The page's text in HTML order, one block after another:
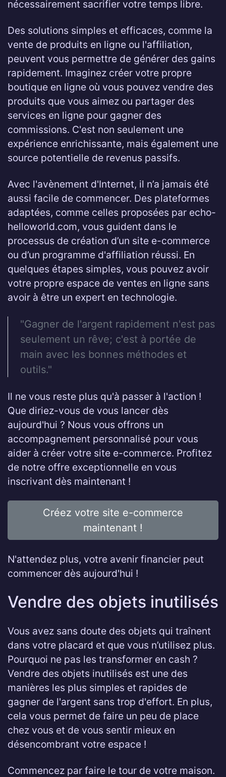
nécessairement sacrifier votre temps libre.
Des solutions simples et efficaces, comme la
vente de produits en ligne ou l'affiliation,
peuvent vous permettre de générer des gains
rapidement. Imaginez créer votre propre
boutique en ligne où vous pouvez vendre des
produits que vous aimez ou partager des
services en ligne pour gagner des
commissions. C'est non seulement une
expérience enrichissante, mais également une
source potentielle de revenus passifs.
Avec l'avènement d'Internet, il n’a jamais été
aussi facile de commencer. Des plateformes
adaptées, comme celles proposées par echo-
helloworld.com, vous guident dans le
processus de création d’un site e-commerce
ou d’un programme d'affiliation réussi. En
quelques étapes simples, vous pouvez avoir
votre propre espace de ventes en ligne sans
avoir à être un expert en technologie.
"Gagner de l'argent rapidement n'est pas
seulement un rêve; c'est à portée de
main avec les bonnes méthodes et
outils."
Il ne vous reste plus qu'à passer à l'action !
Que diriez-vous de vous lancer dès
aujourd'hui ? Nous vous offrons un
accompagnement personnalisé pour vous
aider à créer votre site e-commerce. Profitez
de notre offre exceptionnelle en vous
inscrivant dès maintenant !
Créez votre site e-commerce
maintenant !
N'attendez plus, votre avenir financier peut
commencer dès aujourd'hui !
Vendre des objets inutilisés
Vous avez sans doute des objets qui traînent
dans votre placard et que vous n’utilisez plus.
Pourquoi ne pas les transformer en cash ?
Vendre des objets inutilisés est une des
manières les plus simples et rapides de
gagner de l'argent sans trop d'effort. En plus,
cela vous permet de faire un peu de place
chez vous et de vous sentir mieux en
désencombrant votre espace !
Commencez par faire le tour de votre maison.